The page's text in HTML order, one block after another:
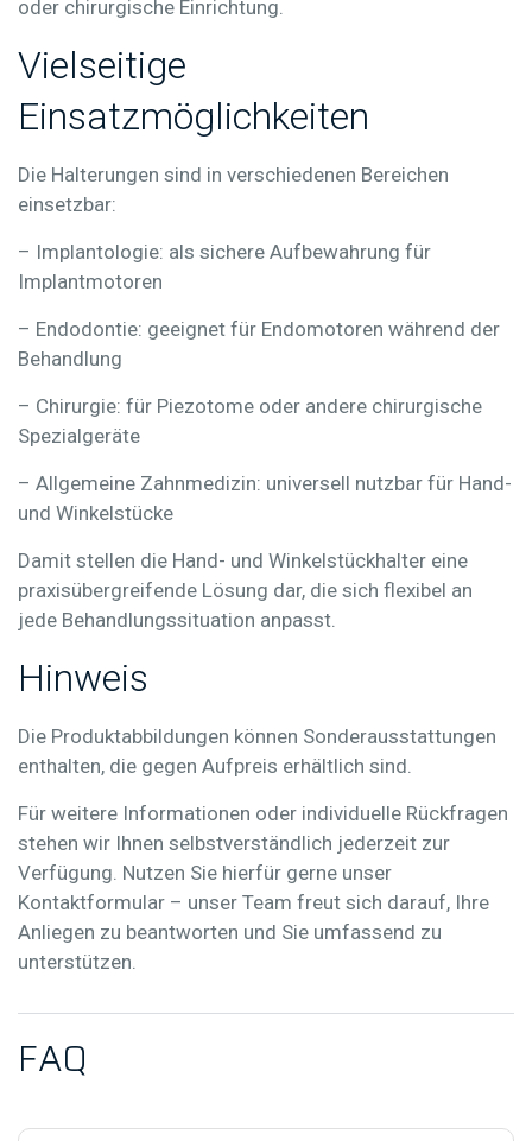
oder chirurgische Einrichtung.
Vielseitige
Einsatzmöglichkeiten
Die Halterungen sind in verschiedenen Bereichen
einsetzbar:
– Implantologie: als sichere Aufbewahrung für
Implantmotoren
– Endodontie: geeignet für Endomotoren während der
Behandlung
– Chirurgie: für Piezotome oder andere chirurgische
Spezialgeräte
– Allgemeine Zahnmedizin: universell nutzbar für Hand-
und Winkelstücke
Damit stellen die Hand- und Winkelstückhalter eine
praxisübergreifende Lösung dar, die sich flexibel an
jede Behandlungssituation anpasst.
Hinweis
Die Produktabbildungen können Sonderausstattungen
enthalten, die gegen Aufpreis erhältlich sind.
Für weitere Informationen oder individuelle Rückfragen
stehen wir Ihnen selbstverständlich jederzeit zur
Verfügung. Nutzen Sie hierfür gerne unser
Kontaktformular – unser Team freut sich darauf, Ihre
Anliegen zu beantworten und Sie umfassend zu
unterstützen.
FAQ